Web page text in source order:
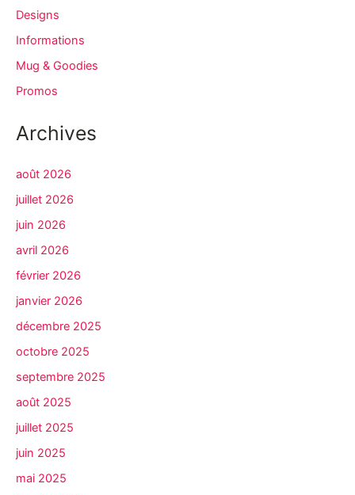
Designs
Informations
Mug & Goodies
Promos
Archives
août 2026
juillet 2026
juin 2026
avril 2026
février 2026
janvier 2026
décembre 2025
octobre 2025
septembre 2025
août 2025
juillet 2025
juin 2025
mai 2025